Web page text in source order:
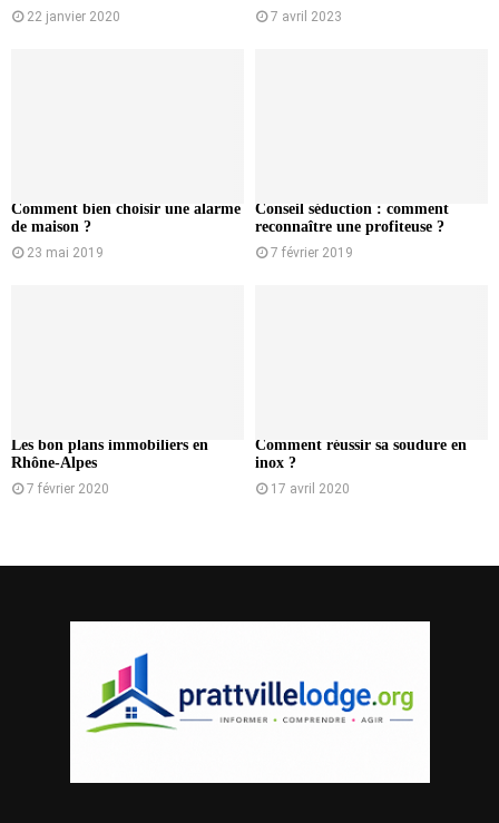
22 janvier 2020 7 avril 2023
Comment bien choisir une alarme
de maison ?
23 mai 2019
Conseil séduction : comment
reconnaître une profiteuse ?
7 février 2019
Les bon plans immobiliers en
Rhône-Alpes
7 février 2020
Comment réussir sa soudure en
inox ?
17 avril 2020